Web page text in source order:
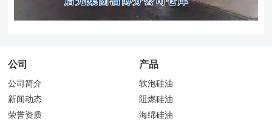
公司
公司简介
新闻动态
荣誉资质
产品
软泡硅油
阻燃硅油
海绵硅油